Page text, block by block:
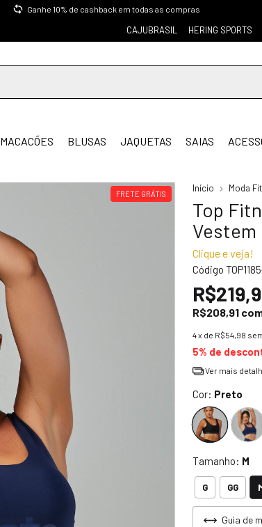
Ganhe 10% de cashback em todas as compras
CAJUBRASIL HERING SPORTS
MACACÕES BLUSAS JAQUETAS SAIAS
FRETE GRÁTIS
Início Moda
Top
Vestem
Clique e veja!
Código
R$208,91
4x de R$54,98
5% de
Ver mais
Cor: Preto
Tamanho: M
G GG
Guia de